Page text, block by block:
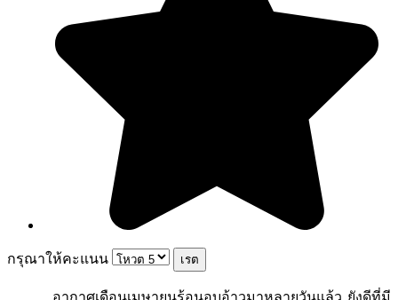
กรุณาให้คะแนน
อากาศเดือนเมษายนร้อนอบอ้าวมาหลายวันแล้ว ยังดีที่มี